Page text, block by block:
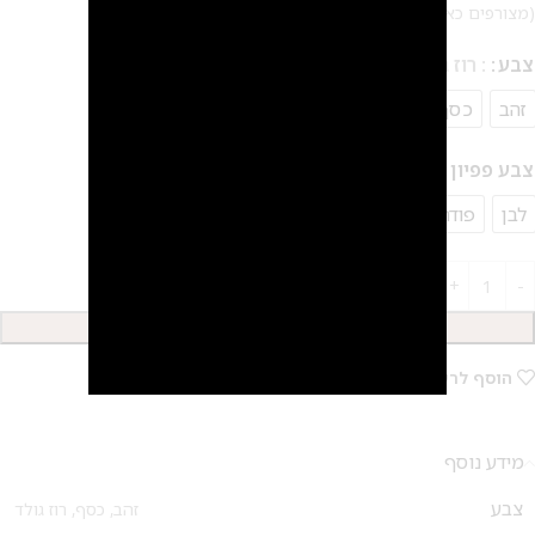
(מצורפים כאן למטה, ב "עוד מוצרים בסט זה" …)
צבע : רוז גולד
זהב
כסף
צבע פפיון
לבן
פודרה
הוסף לרשימת המשאלות
מידע נוסף
צבע
זהב, כסף, רוז גולד